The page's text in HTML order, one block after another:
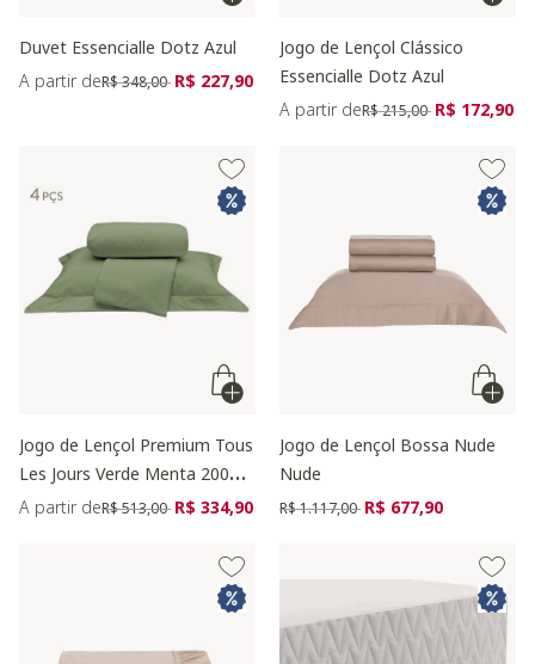
Duvet Essencialle Dotz Azul
A partir dePreço reduzido de
R$ 348,00 para
R$ 227,90
Jogo de Lençol Clássico
Essencialle Dotz Azul
A partir dePreço reduzido de
R$ 215,00 para
R$ 172,90
Jogo de Lençol Premium Tous
Les Jours Verde Menta 200
Fios
A partir dePreço reduzido de
R$ 513,00 para
R$ 334,90
Jogo de Lençol Bossa Nude
Nude
Preço reduzido de
R$ 1.117,00 para
R$ 677,90